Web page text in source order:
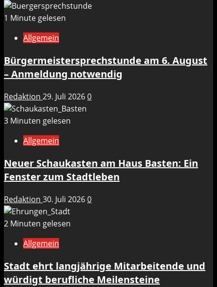
1 Minute gelesen
Allgemein
Bürgermeistersprechstunde am 6. August
– Anmeldung notwendig
Redaktion 29. Juli 20260
3 Minuten gelesen
Allgemein
Neuer Schaukasten am Haus Basten: Ein
Fenster zum Stadtleben
Redaktion 30. Juli 20260
2 Minuten gelesen
Allgemein
Stadt ehrt langjährige Mitarbeitende und
würdigt berufliche Meilensteine